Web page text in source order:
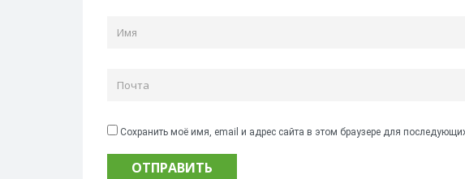
Сохранить моё имя, email и адрес сайта в этом браузере для